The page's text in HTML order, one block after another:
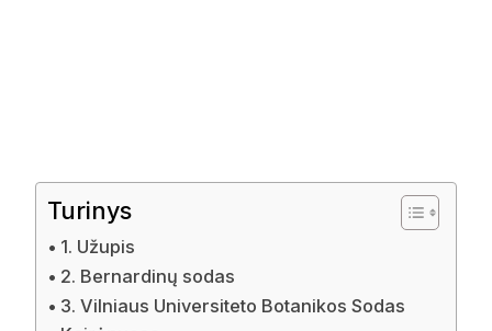
Turinys
1. Užupis
2. Bernardinų sodas
3. Vilniaus Universiteto Botanikos Sodas